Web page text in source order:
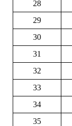
28
29
30
31
32
33
34
35